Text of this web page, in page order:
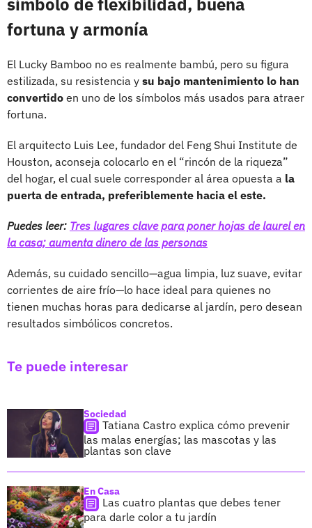
símbolo de flexibilidad, buena
fortuna y armonía
El Lucky Bamboo no es realmente bambú, pero su figura
estilizada, su resistencia y su bajo mantenimiento lo han
convertido en uno de los símbolos más usados para atraer
fortuna.
El arquitecto Luis Lee, fundador del Feng Shui Institute de
Houston, aconseja colocarlo en el “rincón de la riqueza”
del hogar, el cual suele corresponder al área opuesta a la
puerta de entrada, preferiblemente hacia el este.
Puedes leer: Tres lugares clave para poner hojas de laurel en
la casa; aumenta dinero de las personas
Además, su cuidado sencillo—agua limpia, luz suave, evitar
corrientes de aire frío—lo hace ideal para quienes no
tienen muchas horas para dedicarse al jardín, pero desean
resultados simbólicos concretos.
Te puede interesar
Sociedad
Tatiana Castro explica cómo prevenir
las malas energías; las mascotas y las
plantas son clave
En Casa
Las cuatro plantas que debes tener
para darle color a tu jardín